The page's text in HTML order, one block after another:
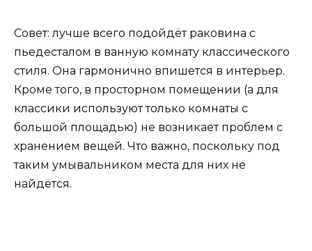
Совет: лучше всего подойдёт раковина с
пьедесталом в ванную комнату классического
стиля. Она гармонично впишется в интерьер.
Кроме того, в просторном помещении (а для
классики используют только комнаты с
большой площадью) не возникает проблем с
хранением вещей. Что важно, поскольку под
таким умывальником места для них не
найдётся.